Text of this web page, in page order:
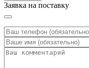
Заявка на поставку